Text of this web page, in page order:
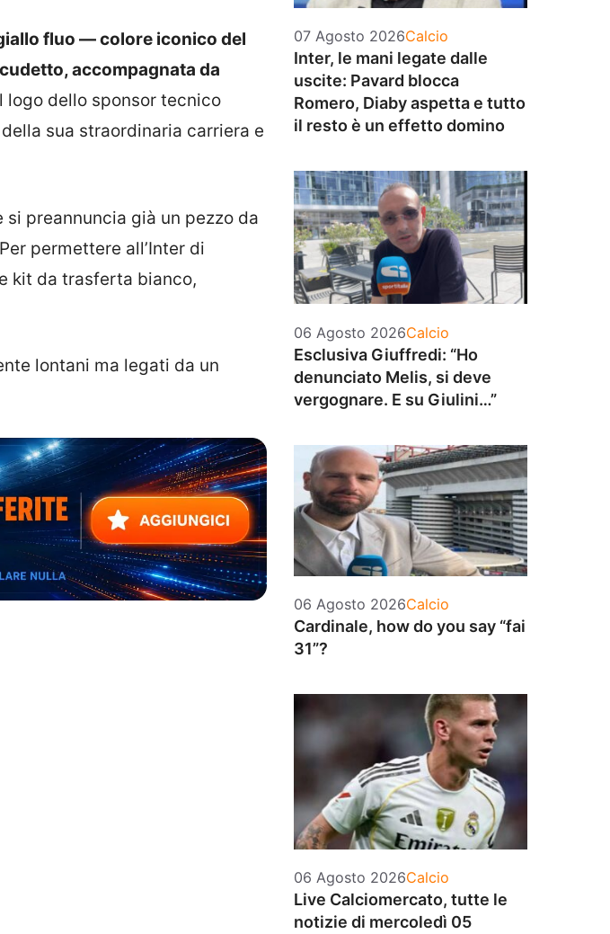
fluo — colore iconico del
accompagnata da
logo dello sponsor tecnico
sua straordinaria carriera e
preannuncia già un pezzo da
permettere all’Inter di
kit da trasferta bianco,
lontani ma legati da un
07 Agosto 2026Categorie
Calcio
Inter, le mani legate dalle
uscite: Pavard blocca
Romero, Diaby aspetta e tutto
il resto è un effetto domino
06 Agosto 2026Categorie
Calcio
Esclusiva Giuffredi: “Ho
denunciato Melis, si deve
vergognare. E su Giulini…”
06 Agosto 2026Categorie
Calcio
Cardinale, how do you say “fai
31”?
06 Agosto 2026Categorie
Calcio
Live Calciomercato, tutte le
notizie di mercoledì 05